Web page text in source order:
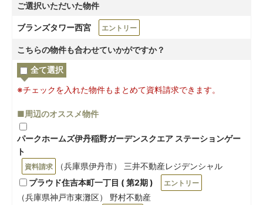
ご選択いただいた物件
ブランズタワー西宮 エントリー
こちらの物件も合わせていかがですか？
全て選択
※チェックを入れた物件もまとめて資料請求できます。
■周辺のオススメ物件
パークホームズ伊丹稲野ガーデンスクエア ステーションゲー
ト
資料請求
（兵庫県伊丹市） 三井不動産レジデンシャル
プラウド住吉本町一丁目 ( 第2期 )
エントリー
（兵庫県神戸市東灘区） 野村不動産